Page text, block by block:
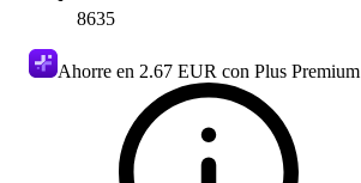
8635
Ahorre en 2.67 EUR con Plus Premium